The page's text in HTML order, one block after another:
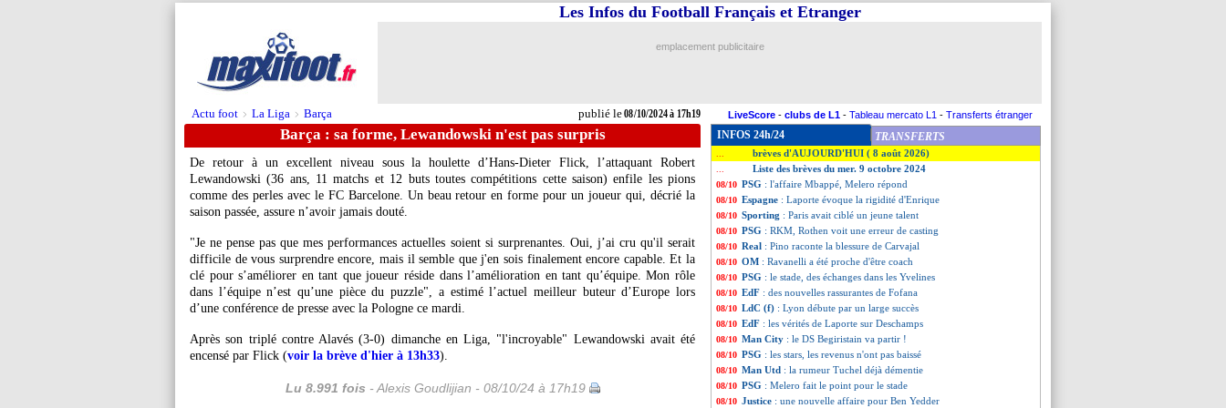
Actu foot > La Liga > Barça publié le08/10/2024 à 17h19
Les Infos du Football Français et Etranger
emplacement publicitaire
LiveScore - clubs de L1 - Tableau mercato L1 - Transferts étranger
Barça : sa forme, Lewandowski n'est pas surpris
De retour à un excellent niveau sous la houlette d’Hans-Dieter Flick, l’attaquant Robert
Lewandowski (36 ans, 11 matchs et 12 buts toutes compétitions cette saison) enfile les pions
comme des perles avec le FC Barcelone. Un beau retour en forme pour un joueur qui, décrié la
saison passée, assure n’avoir jamais douté.
"Je ne pense pas que mes performances actuelles soient si surprenantes. Oui, j’ai cru qu'il serait
difficile de vous surprendre encore, mais il semble que j'en sois finalement encore capable. Et la
clé pour s’améliorer en tant que joueur réside dans l’amélioration en tant qu’équipe. Mon rôle
dans l’équipe n’est qu’une pièce du puzzle", a estimé l’actuel meilleur buteur d’Europe lors
d’une conférence de presse avec la Pologne ce mardi.
Après son triplé contre Alavés (3-0) dimanche en Liga, "l'incroyable" Lewandowski avait été
encensé par Flick (voir la brève d'hier à 13h33).
Lu 8.991 fois - Alexis Goudlijian - 08/10/24 à 17h19
INFOS 24h/24 TRANSFERTS
brèves d'AUJOURD'HUI ( 8 août 2026)
Liste des brèves du mer. 9 octobre 2024
08/10 PSG : l'affaire Mbappé, Melero répond
08/10 Espagne : Laporte évoque la rigidité d'Enrique
08/10 Sporting : Paris avait ciblé un jeune talent
08/10 PSG : RKM, Rothen voit une erreur de casting
08/10 Real : Pino raconte la blessure de Carvajal
08/10 OM : Ravanelli a été proche d'être coach
08/10 PSG : le stade, des échanges dans les Yvelines
08/10 EdF : des nouvelles rassurantes de Fofana
08/10 LdC (f) : Lyon débute par un large succès
08/10 EdF : les vérités de Laporte sur Deschamps
08/10 Man City : le DS Begiristain va partir !
08/10 PSG : les stars, les revenus n'ont pas baissé
08/10 Man Utd : la rumeur Tuchel déjà démentie
08/10 PSG : Melero fait le point pour le stade
08/10 Justice : une nouvelle affaire pour Ben Yedder